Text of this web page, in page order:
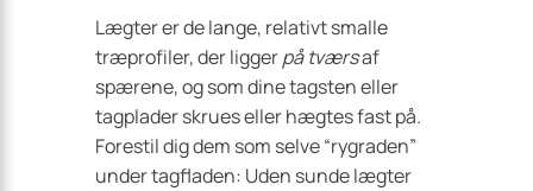
Lægter er de lange, relativt smalle
træprofiler, der liggerpå tværsaf
spærene, og som dine tagsten eller
tagplader skrues eller hægtes fast på.
Forestil dig dem som selve “rygraden”
under tagfladen: Uden sunde lægter